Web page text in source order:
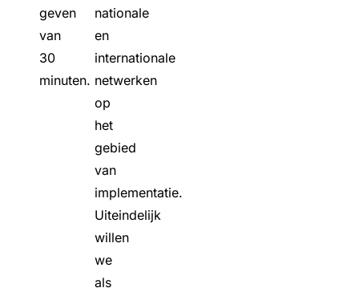
geven
van
30
minuten.
nationale
en
internationale
netwerken
op
het
gebied
van
implementatie.
Uiteindelijk
willen
we
als